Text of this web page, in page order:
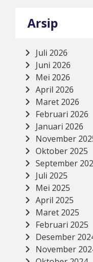
Arsip
Juli 2026
Juni 2026
Mei 2026
April 2026
Maret 2026
Februari 2026
Januari 2026
November
Oktober 2025
September
Juli 2025
Mei 2025
April 2025
Maret 2025
Februari 2025
Desember
November